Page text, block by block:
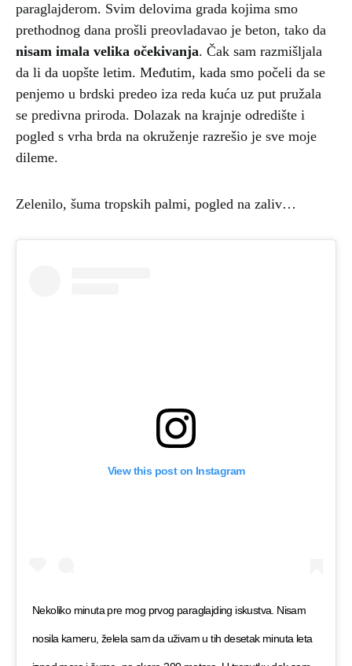
paraglajderom. Svim delovima grada kojima smo
prethodnog dana prošli preovladavao je beton, tako da
nisam imala velika očekivanja. Čak sam razmišljala
da li da uopšte letim. Međutim, kada smo počeli da se
penjemo u brdski predeo iza reda kuća uz put pružala
se predivna priroda. Dolazak na krajnje odredište i
pogled s vrha brda na okruženje razrešio je sve moje
dileme.
Zelenilo, šuma tropskih palmi, pogled na zaliv…
View this post on Instagram
Nekoliko minuta pre mog prvog paraglajding iskustva. Nisam
nosila kameru, želela sam da uživam u tih desetak minuta leta